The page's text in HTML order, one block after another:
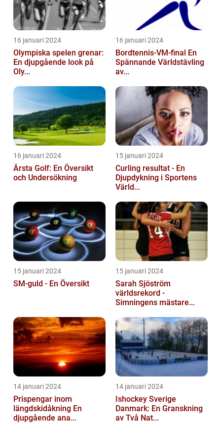
16 januari 2024
Olympiska spelen grenar:
En djupgående look på
Oly...
16 januari 2024
Bordtennis-VM-final En
Spännande Världstävling
av...
16 januari 2024
Årsta Golf: En Översikt
och Undersökning
15 januari 2024
Curling resultat - En
Djupdykning i Sportens
Värld...
15 januari 2024
SM-guld - En Översikt
15 januari 2024
Sarah Sjöström
världsrekord -
Simningens mästare...
14 januari 2024
Prispengar inom
längdskidåkning En
djupgående ana...
14 januari 2024
Ishockey Sverige
Danmark: En Granskning
av Två Nat...